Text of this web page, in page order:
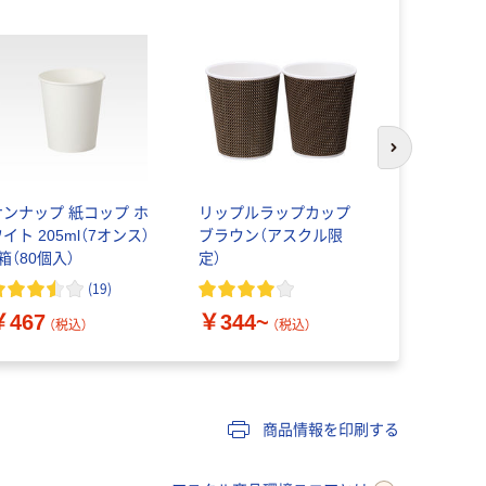
ンナップ 紙コップ ホ
ト 205ml（7オンス）
（80個入）
(19)
467 （税込）
リップルラップカップ
ブラウン（アスクル限
定）
￥344~ （税込）
次のスライド
商品情報を印刷する